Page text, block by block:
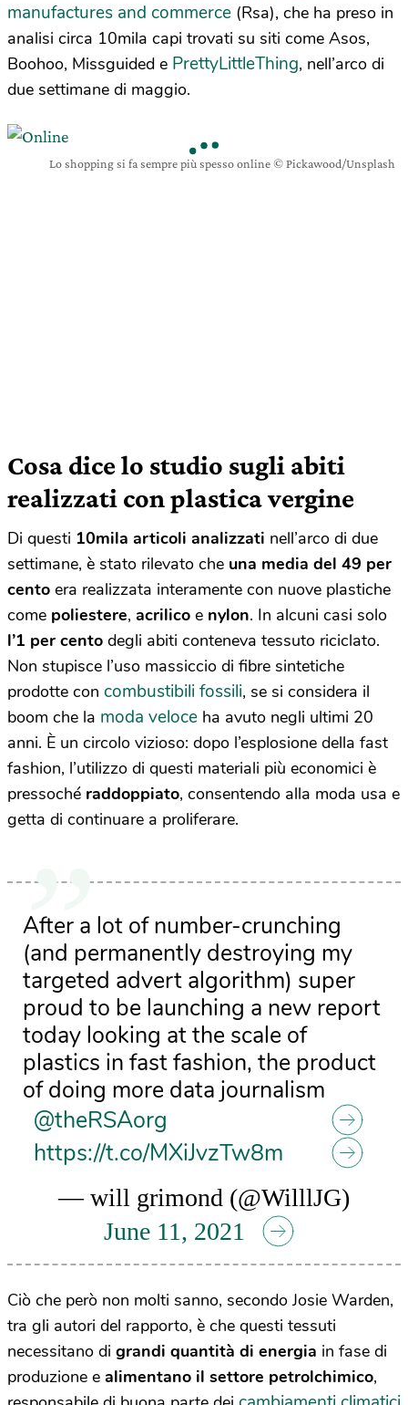
manufactures and commerce (Rsa), che ha preso in
analisi circa 10mila capi trovati su siti come Asos,
Boohoo, Missguided e PrettyLittleThing, nell’arco di
due settimane di maggio.
Lo shopping si fa sempre più spesso online © Pickawood/Unsplash
Cosa dice lo studio sugli abiti
realizzati con plastica vergine
Di questi 10mila articoli analizzati nell’arco di due
settimane, è stato rilevato che una media del 49 per
cento era realizzata interamente con nuove plastiche
come poliestere, acrilico e nylon. In alcuni casi solo
l’1 per cento degli abiti conteneva tessuto riciclato.
Non stupisce l’uso massiccio di fibre sintetiche
prodotte con combustibili fossili, se si considera il
boom che la moda veloce ha avuto negli ultimi 20
anni. È un circolo vizioso: dopo l’esplosione della fast
fashion, l’utilizzo di questi materiali più economici è
pressoché raddoppiato, consentendo alla moda usa e
getta di continuare a proliferare.
After a lot of number-crunching
(and permanently destroying my
targeted advert algorithm) super
proud to be launching a new report
today looking at the scale of
plastics in fast fashion, the product
of doing more data journalism
@theRSAorg
https://t.co/MXiJvzTw8m
— will grimond (@WilllJG)
June 11, 2021
Ciò che però non molti sanno, secondo Josie Warden,
tra gli autori del rapporto, è che questi tessuti
necessitano di grandi quantità di energia in fase di
produzione e alimentano il settore petrolchimico,